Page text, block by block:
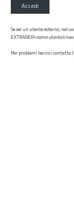
Accedi
Se sei un utente esterno, nel
EXTRARER\nome utente
Per problemi tecnici contatta